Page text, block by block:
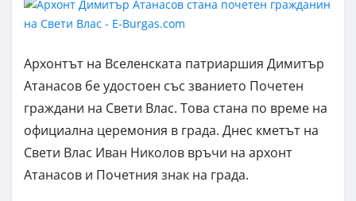
Архонтът на Вселенската патриаршия Димитър
Атанасов бе удостоен със званието Почетен
граждани на Свети Влас. Това стана по време на
официална церемония в града. Днес кметът на
Свети Влас Иван Николов връчи на архонт
Атанасов и Почетния знак на града.